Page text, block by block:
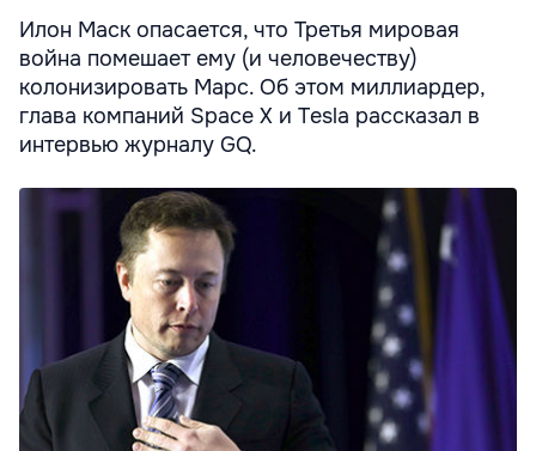
Илон Маск опасается, что Третья мировая
война помешает ему (и человечеству)
колонизировать Марс. Об этом миллиардер,
глава компаний Space X и Tesla рассказал в
интервью журналу GQ.